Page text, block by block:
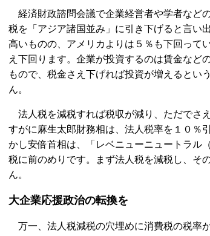
経済財政諮問会議で企業経営者や学者など
税を「アジア諸国並み」に引き下げると言い
高いものの、アメリカよりは５％も下回って
え下回ります。企業が投資するのは賃金など
もので、税金さえ下げれば投資が増えるとい
ん。
法人税を減税すれば税収が減り、ただでさ
すがに麻生太郎財務相は、法人税率を１０％
かし安倍首相は、「レベニューニュートラル
税に前のめりです。まず法人税を減税し、そ
ん。
大企業応援政治の転換を
万一、法人税減税の穴埋めに消費税の税率